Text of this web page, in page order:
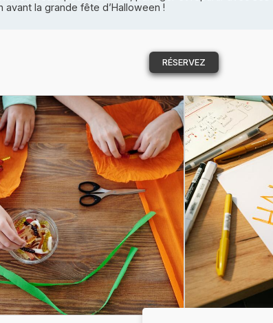
avant la grande fête d’Halloween !
RÉSERVEZ